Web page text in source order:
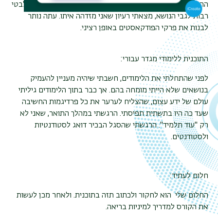
ההצלחה היחידה עד כה היא החלטה על הפרויקט. אחרי שהתלבטי
רבות לגבי הנושא, מצאתי רעיון שאני מזדהה איתו. עתה נותר
לבנות את פרקי הפודקאסטים באופן רציני.
התוכנית ללימודי מגדר עבורי:
לפני שהתחלתי את הלימודים, חשבתי שיהיה מעניין להעמיק
בנושאים שלא הייתי מומחה בהם. אך כבר בתוך הלימודים גיליתי
עולם של ידע עצום, שהצליח לערער את כל פרדיגמות החשיבה
שעד כה היו בתשתית תפיסתי. הרגשתי במהלך התואר, שאני לא
רק "עוד תלמיד". הרגשתי שהסגל הבכיר דואג לסטודנטיות
ולסטודנטים.
חלום לעתיד:
החלום שלי הוא לחקור ולכתוב תזה בתוכנית. ולאחר מכן לעשות
את הקורס למדריך למיניות בריאה.